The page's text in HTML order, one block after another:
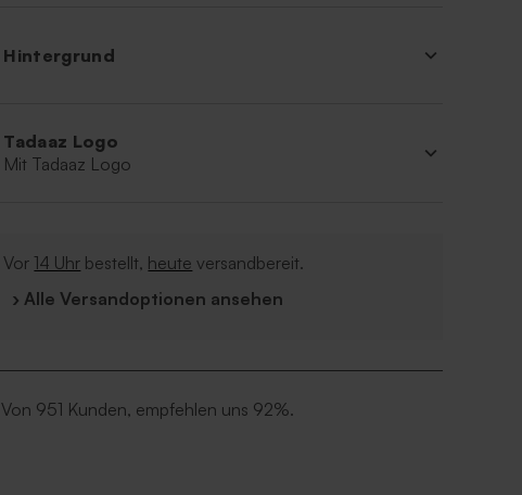
Hintergrund
Tadaaz Logo
Mit Tadaaz Logo
Vor 14 Uhr bestellt, heute versandbereit.
› Alle Versandoptionen ansehen
Von 951 Kunden, empfehlen uns 92%.